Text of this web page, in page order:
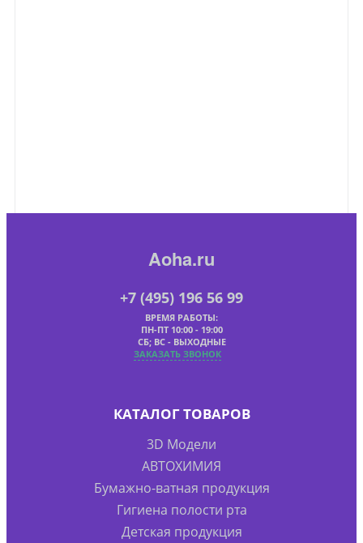
Aoha.ru
+7 (495) 196 56 99
ВРЕМЯ РАБОТЫ:
ПН-ПТ 10:00 - 19:00
СБ; ВС - ВЫХОДНЫЕ
ЗАКАЗАТЬ ЗВОНОК
КАТАЛОГ ТОВАРОВ
3D Модели
АВТОХИМИЯ
Бумажно-ватная продукция
Гигиена полости рта
Детская продукция